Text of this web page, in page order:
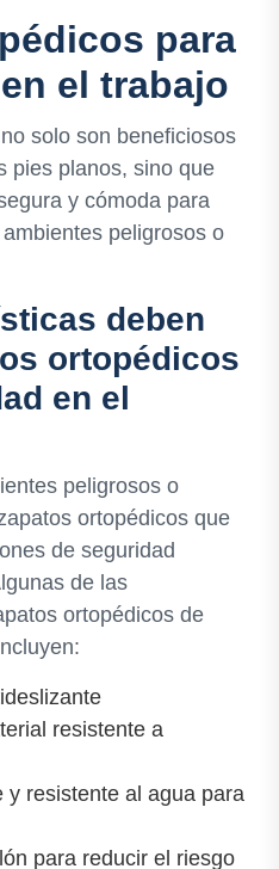
para
el trabajo
solo son beneficiosos
pies planos, sino que
y cómoda para
peligrosos o
deben
ortopédicos
en el
peligrosos o
ortopédicos que
de seguridad
de las
ortopédicos de
resistente a
y resistente al agua para
para reducir el riesgo